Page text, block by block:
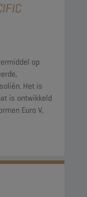
op
Het is
is ontwikkeld
Euro V,